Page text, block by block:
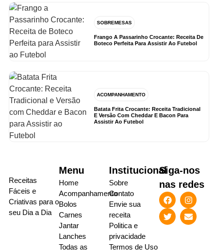
SOBREMESAS
Frango A Passarinho Crocante: Receita De
Boteco Perfeita Para Assistir Ao Futebol
ACOMPANHAMENTO
Batata Frita Crocante: Receita Tradicional
E Versão Com Cheddar E Bacon Para
Assistir Ao Futebol
Receitas
Fáceis e
Criativas para o
seu Dia a Dia
Menu
Home
Acompanhamento
Bolos
Carnes
Jantar
Lanches
Todas as
Institucional
Sobre
Contato
Envie sua
receita
Politica e
privacidade
Termos de Uso
Siga-nos
nas redes